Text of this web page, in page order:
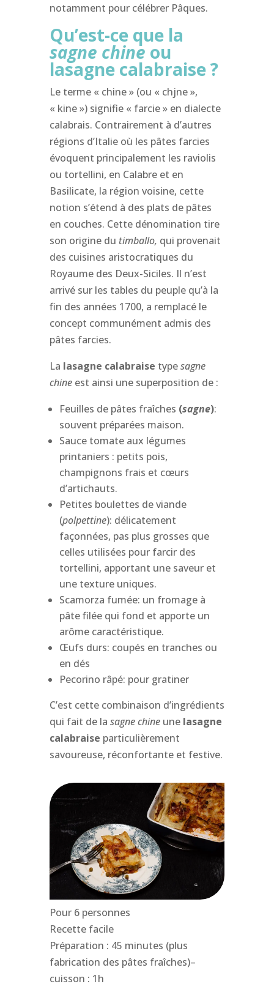
notamment pour célébrer Pâques.
Qu’est-ce que la
sagne chine ou
lasagne calabraise ?
Le terme « chine » (ou « chjne »,
« kine ») signifie « farcie » en dialecte
calabrais. Contrairement à d’autres
régions d’Italie où les pâtes farcies
évoquent principalement les raviolis
ou tortellini, en Calabre et en
Basilicate, la région voisine, cette
notion s’étend à des plats de pâtes
en couches. Cette dénomination tire
son origine du timballo, qui provenait
des cuisines aristocratiques du
Royaume des Deux-Siciles. Il n’est
arrivé sur les tables du peuple qu’à la
fin des années 1700, a remplacé le
concept communément admis des
pâtes farcies.
La lasagne calabraise typesagne
chineest ainsi une superposition de :
Feuilles de pâtes fraîches (sagne):
souvent préparées maison.
Sauce tomate aux légumes
printaniers : petits pois,
champignons frais et cœurs
d’artichauts.
Petites boulettes de viande
(polpettine): délicatement
façonnées, pas plus grosses que
celles utilisées pour farcir des
tortellini, apportant une saveur et
une texture uniques.
Scamorza fumée: un fromage à
pâte filée qui fond et apporte un
arôme caractéristique.
Œufs durs: coupés en tranches ou
en dés
Pecorino râpé: pour gratiner
C’est cette combinaison d’ingrédients
qui fait de la sagne chineune lasagne
calabraise particulièrement
savoureuse, réconfortante et festive.
Pour 6 personnes
Recette facile
Préparation : 45 minutes (plus
fabrication des pâtes fraîches)–
cuisson : 1h